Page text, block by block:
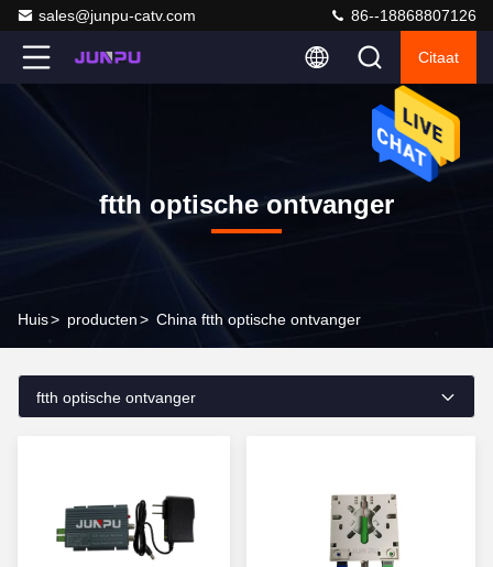
sales@junpu-catv.com 86--18868807126
Citaat
ftth optische ontvanger
Huis> producten> China ftth optische ontvanger
ftth optische ontvanger